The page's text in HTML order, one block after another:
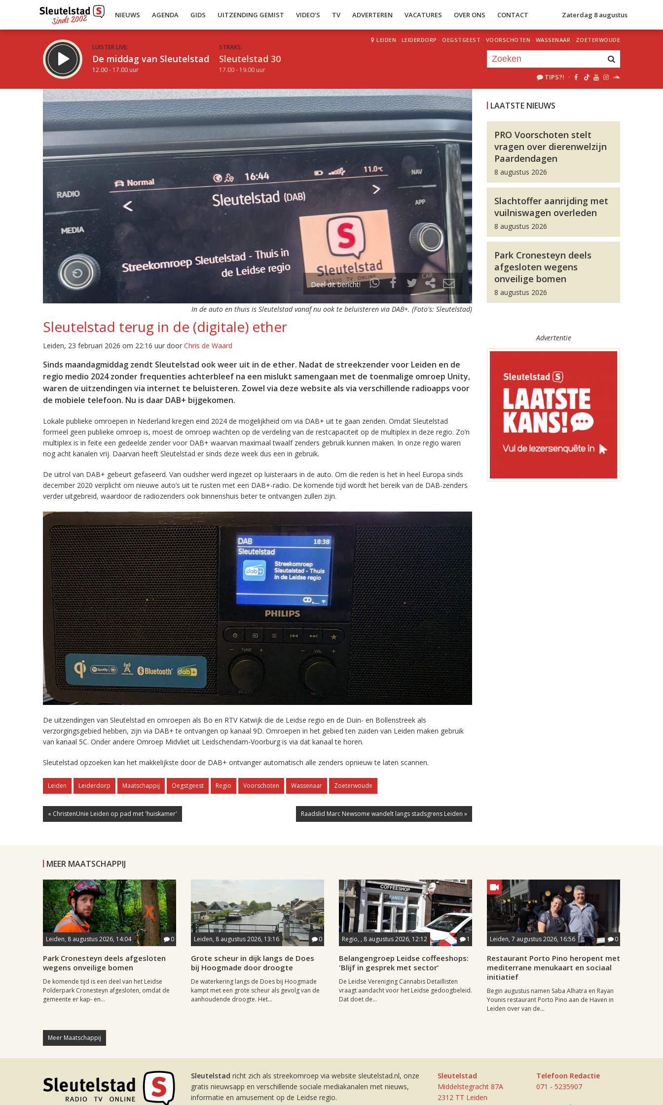
NIEUWS AGENDA GIDS UITZENDING GEMIST VIDEO’S TV ADVERTEREN VACATURES OVER ONS CONTACT Zaterdag 8 augustus
LUISTER LIVE:
De middag van Sleutelstad
12.00 - 17.00 uur
STRAKS:
Sleutelstad 30
17.00 - 19.00 uur
LEIDEN · LEIDERDORP · OEGSTGEEST · VOORSCHOTEN · WASSENAAR · ZOETERWOUDE
TIPS?! ·
Deel dit bericht!
In de auto en thuis is Sleutelstad vanaf nu ook te beluisteren via DAB+. (Foto's: Sleutelstad)
Sleutelstad terug in de (digitale) ether
Leiden, 23 februari 2026 om 22:16 uur door Chris de Waard
Sinds maandagmiddag zendt Sleutelstad ook weer uit in de ether. Nadat de streekzender voor Leiden en de
regio medio 2024 zonder frequenties achterbleef na een mislukt samengaan met de toenmalige omroep Unity,
waren de uitzendingen via internet te beluisteren. Zowel via deze website als via verschillende radioapps voor
de mobiele telefoon. Nu is daar DAB+ bijgekomen.
Lokale publieke omroepen in Nederland kregen eind 2024 de mogelijkheid om via DAB+ uit te gaan zenden. Omdat Sleutelstad
formeel geen publieke omroep is, moest de omroep wachten op de verdeling van de restcapaciteit op de multiplex in deze regio. Zo’n
multiplex is in feite een gedeelde zender voor DAB+ waarvan maximaal twaalf zenders gebruik kunnen maken. In onze regio waren
nog acht kanalen vrij. Daarvan heeft Sleutelstad er sinds deze week dus een in gebruik.
De uitrol van DAB+ gebeurt gefaseerd. Van oudsher werd ingezet op luisteraars in de auto. Om die reden is het in heel Europa sinds
december 2020 verplicht om nieuwe auto’s uit te rusten met een DAB+-radio. De komende tijd wordt het bereik van de DAB-zenders
verder uitgebreid, waardoor de radiozenders ook binnenshuis beter te ontvangen zullen zijn.
De uitzendingen van Sleutelstad en omroepen als Bo en RTV Katwijk die de Leidse regio en de Duin- en Bollenstreek als
verzorgingsgebied hebben, zijn via DAB+ te ontvangen op kanaal 9D. Omroepen in het gebied ten zuiden van Leiden maken gebruik
van kanaal 5C. Onder andere Omroep Midvliet uit Leidschendam-Voorburg is via dat kanaal te horen.
Sleutelstad opzoeken kan het makkelijkste door de DAB+ ontvanger automatisch alle zenders opnieuw te laten scannen.
Leiden Leiderdorp Maatschappij Oegstgeest Regio Voorschoten Wassenaar Zoeterwoude
« ChristenUnie Leiden op pad met 'huiskamer' Raadslid Marc Newsome wandelt langs stadsgrens Leiden »
LAATSTE NIEUWS
PRO Voorschoten stelt
vragen over dierenwelzijn
Paardendagen
8 augustus 2026
Slachtoffer aanrijding met
vuilniswagen overleden
8 augustus 2026
Park Cronesteyn deels
afgesloten wegens
onveilige bomen
8 augustus 2026
Advertentie
MEER MAATSCHAPPIJ
Leiden, 8 augustus 2026, 14:04 0
Park Cronesteyn deels afgesloten
wegens onveilige bomen
De komende tijd is een deel van het Leidse
Polderpark Cronesteyn afgesloten, omdat de
gemeente er kap- en...
Leiden, 8 augustus 2026, 13:16 0
Grote scheur in dijk langs de Does
bij Hoogmade door droogte
De waterkering langs de Does bij Hoogmade
kampt met een grote scheur als gevolg van de
aanhoudende droogte. Het...
Regio, , 8 augustus 2026, 12:12 1
Belangengroep Leidse coffeeshops:
'Blijf in gesprek met sector'
De Leidse Vereniging Cannabis Detaillisten
vraagt aandacht voor het Leidse gedoogbeleid.
Dat doet de...
Leiden, 7 augustus 2026, 16:56 0
Restaurant Porto Pino heropent met
mediterrane menukaart en sociaal
initiatief
Begin augustus namen Saba Alhatra en Rayan
Younis restaurant Porto Pino aan de Haven in
Leiden over van de...
Meer Maatschappij
Sleutelstad richt zich als streekomroep via website sleutelstad.nl, onze
gratis nieuwsapp en verschillende sociale mediakanalen met nieuws,
informatie en amusement op de Leidse regio.
Sleutelstad
Middelstegracht 87A
2312 TT Leiden
Telefoon Redactie
071 - 5235907